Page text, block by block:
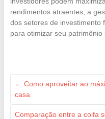
rendimentos atraentes, a
dos setores de investimento
para otimizar seu patrimônio
← Como aproveitar ao
casa
Comparação entre a coifa